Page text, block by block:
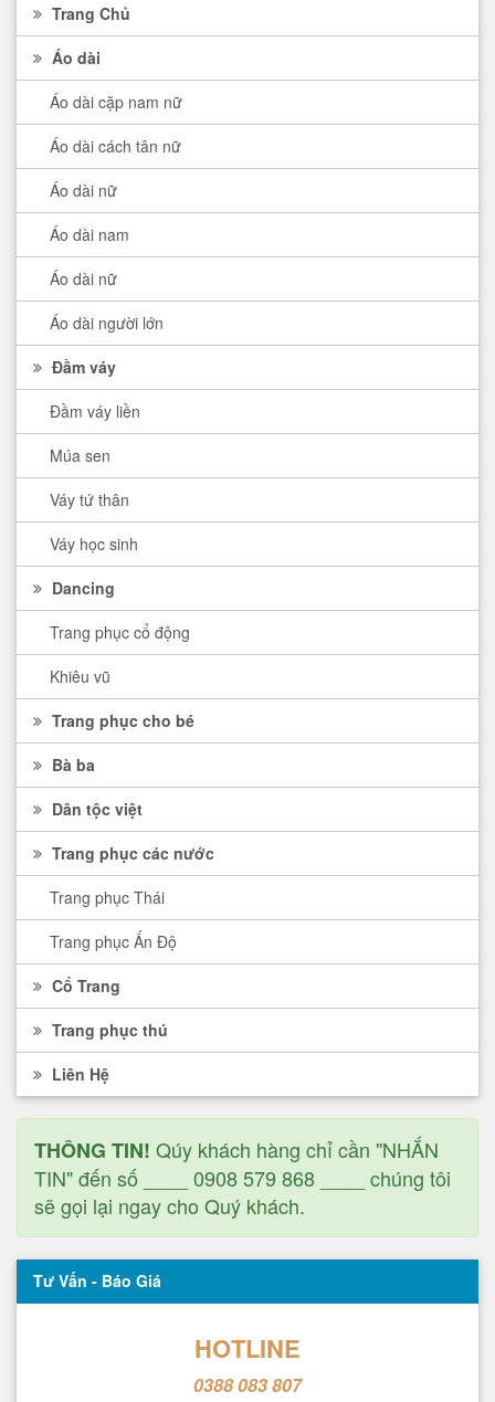
Trang Chủ
Áo dài
Áo dài cặp nam nữ
Áo dài cách tân nữ
Áo dài nữ
Áo dài nam
Áo dài nữ
Áo dài người lớn
Đầm váy
Đầm váy liền
Múa sen
Váy tứ thân
Váy học sinh
Dancing
Trang phục cổ động
Khiêu vũ
Trang phục cho bé
Bà ba
Dân tộc việt
Trang phục các nước
Trang phục Thái
Trang phục Ấn Độ
Cổ Trang
Trang phục thú
Liên Hệ
THÔNG TIN! Qúy khách hàng chỉ cần "NHẮN
TIN" đến số ____ 0908 579 868 ____ chúng tôi
sẽ gọi lại ngay cho Quý khách.
Tư Vấn - Báo Giá
HOTLINE
0388 083 807